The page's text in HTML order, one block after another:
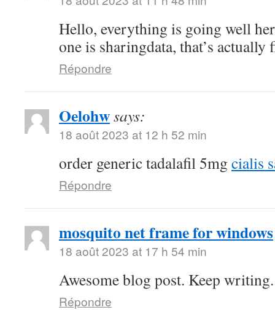
Hello, everything is going well
one is sharingdata, that’s
Répondre
Oelohwsays:
18 août 2023 at 12 h 52 min
order generic tadalafil 5mg cialis
Répondre
mosquito net frame for windows
18 août 2023 at 17 h 54 min
Awesome blog post. Keep writing.
Répondre